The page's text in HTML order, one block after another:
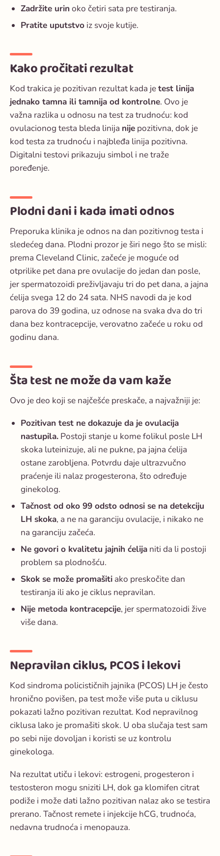
Zadržite urin oko četiri sata pre testiranja.
Pratite uputstvo iz svoje kutije.
Kako pročitati rezultat
Kod trakica je pozitivan rezultat kada jetest linija
jednako tamna ili tamnija od kontrolne. Ovo je
važna razlika u odnosu na test za trudnoću: kod
ovulacionog testa bleda linija nije pozitivna, dok je
kod testa za trudnoću i najbleđa linija pozitivna.
Digitalni testovi prikazuju simbol i ne traže
poređenje.
Plodni dani i kada imati odnos
Preporuka klinika je odnos na dan pozitivnog testa i
sledećeg dana. Plodni prozor je širi nego što se misli:
prema Cleveland Clinic, začeće je moguće od
otprilike pet dana pre ovulacije do jedan dan posle,
jer spermatozoidi preživljavaju tri do pet dana, a jajna
ćelija svega 12 do 24 sata. NHS navodi da je kod
parova do 39 godina, uz odnose na svaka dva do tri
dana bez kontracepcije, verovatno začeće u roku od
godinu dana.
Šta test ne može da vam kaže
Ovo je deo koji se najčešće preskače, a najvažniji je:
Pozitivan test ne dokazuje da je ovulacija
nastupila. Postoji stanje u kome folikul posle LH
skoka luteinizuje, ali ne pukne, pa jajna ćelija
ostane zarobljena. Potvrdu daje ultrazvučno
praćenje ili nalaz progesterona, što određuje
ginekolog.
Tačnost od oko 99 odsto odnosi se na detekciju
LH skoka, a ne na garanciju ovulacije, i nikako ne
na garanciju začeća.
Ne govori o kvalitetu jajnih ćelija niti da li postoji
problem sa plodnošću.
Skok se može promašiti ako preskočite dan
testiranja ili ako je ciklus nepravilan.
Nije metoda kontracepcije, jer spermatozoidi žive
više dana.
Nepravilan ciklus, PCOS i lekovi
Kod sindroma policističnih jajnika (PCOS) LH je često
hronično povišen, pa test može više puta u ciklusu
pokazati lažno pozitivan rezultat. Kod nepravilnog
ciklusa lako je promašiti skok. U oba slučaja test sam
po sebi nije dovoljan i koristi se uz kontrolu
ginekologa.
Na rezultat utiču i lekovi: estrogeni, progesteron i
testosteron mogu sniziti LH, dok ga klomifen citrat
podiže i može dati lažno pozitivan nalaz ako se testira
prerano. Tačnost remete i injekcije hCG, trudnoća,
nedavna trudnoća i menopauza.